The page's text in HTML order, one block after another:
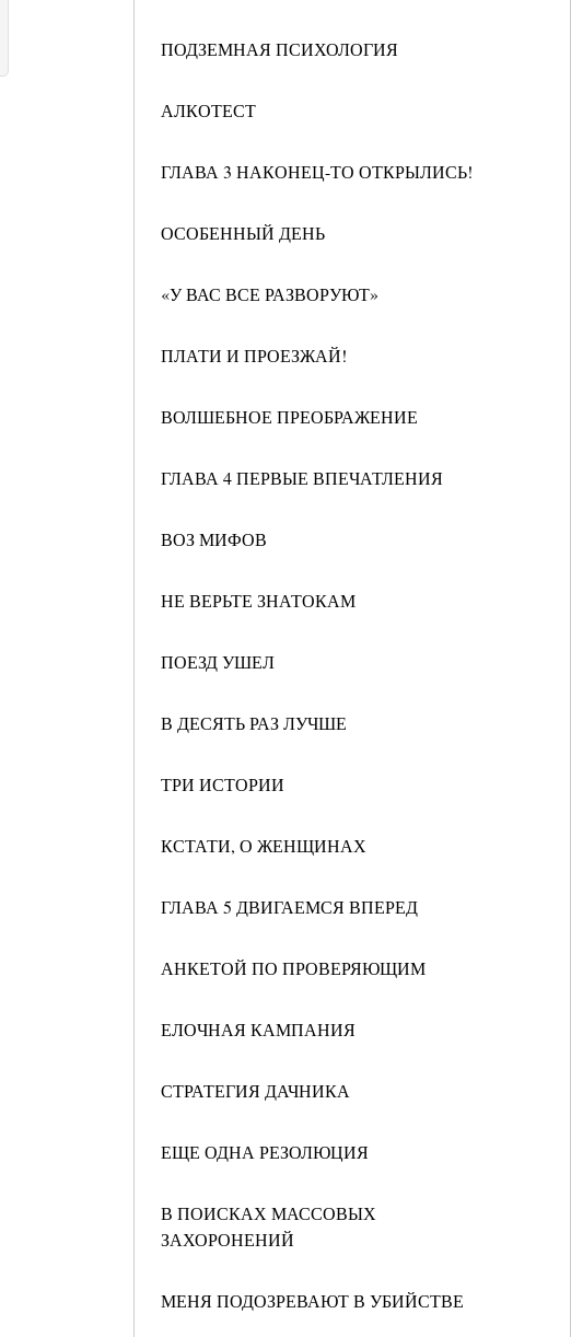
ПОДЗЕМНАЯ ПСИХОЛОГИЯ
АЛКОТЕСТ
ГЛАВА 3 НАКОНЕЦ-ТО ОТКРЫЛИСЬ!
ОСОБЕННЫЙ ДЕНЬ
«У ВАС ВСЕ РАЗВОРУЮТ»
ПЛАТИ И ПРОЕЗЖАЙ!
ВОЛШЕБНОЕ ПРЕОБРАЖЕНИЕ
ГЛАВА 4 ПЕРВЫЕ ВПЕЧАТЛЕНИЯ
ВОЗ МИФОВ
НЕ ВЕРЬТЕ ЗНАТОКАМ
ПОЕЗД УШЕЛ
В ДЕСЯТЬ РАЗ ЛУЧШЕ
ТРИ ИСТОРИИ
КСТАТИ, О ЖЕНЩИНАХ
ГЛАВА 5 ДВИГАЕМСЯ ВПЕРЕД
АНКЕТОЙ ПО ПРОВЕРЯЮЩИМ
ЕЛОЧНАЯ КАМПАНИЯ
СТРАТЕГИЯ ДАЧНИКА
ЕЩЕ ОДНА РЕЗОЛЮЦИЯ
В ПОИСКАХ МАССОВЫХ
ЗАХОРОНЕНИЙ
МЕНЯ ПОДОЗРЕВАЮТ В УБИЙСТВЕ